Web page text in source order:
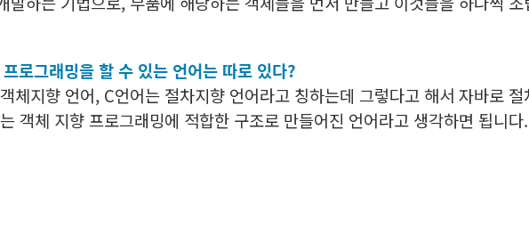
로그래밍을 할 수 있는 언어는 따로 있다?
체지향 언어, C언어는 절차지향 언어라고 칭하는데 그렇다고 해서 자바로
객체 지향 프로그래밍에 적합한 구조로 만들어진 언어라고 생각하면 됩니다.